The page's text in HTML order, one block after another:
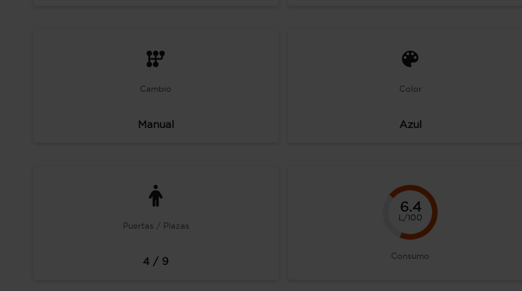
Cambio
Manual
Color
Azul
Puertas / Plazas
4 / 9
6.4
L/100
Consumo